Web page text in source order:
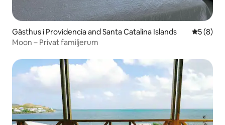
Gästhus i Providencia and Santa Catalina Islands 5 av 5 i
5 (8)
Moon – Privat familjerum